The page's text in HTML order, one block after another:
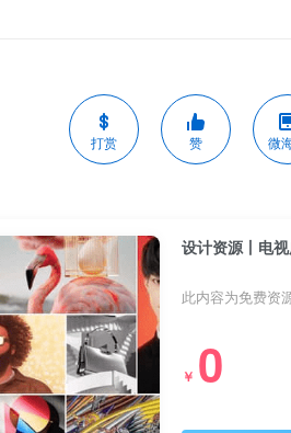
打赏 赞 微
设计资源丨电
此内容为免费资
￥ 0